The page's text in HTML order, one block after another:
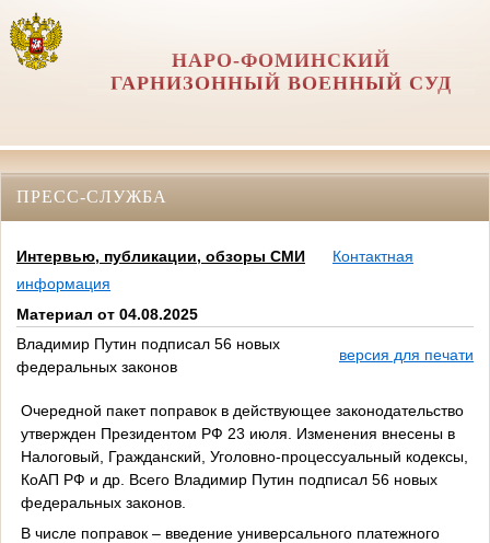
НАРО-ФОМИНСКИЙ
ГАРНИЗОННЫЙ ВОЕННЫЙ СУД
ПРЕСС-СЛУЖБА
Интервью, публикации, обзоры СМИ
Контактная
информация
Материал от 04.08.2025
Владимир Путин подписал 56 новых
федеральных законов
версия для печати
Очередной пакет поправок в действующее законодательство
утвержден Президентом РФ 23 июля. Изменения внесены в
Налоговый, Гражданский, Уголовно-процессуальный кодексы,
КоАП РФ и др. Всего Владимир Путин подписал 56 новых
федеральных законов.
В числе поправок – введение универсального платежного